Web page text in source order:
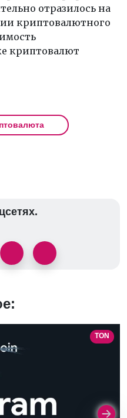
отразилось на
криптовалютного
криптовалют
TON